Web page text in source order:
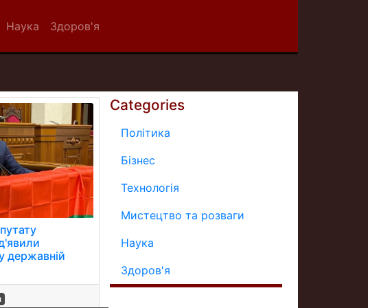
Наука Здоров'я
державній
Categories
Політика
Бізнес
Технологія
Мистецтво та розваги
Наука
Здоров'я